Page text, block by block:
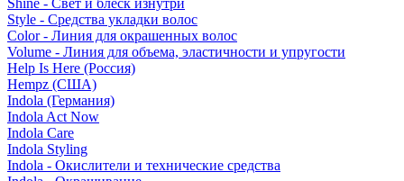
Shine - Свет и блеск изнутри
Style - Средства укладки волос
Color - Линия для окрашенных волос
Volume - Линия для объема, эластичности и упругости
Help Is Here (Россия)
Hempz (США)
Indola (Германия)
Indola Act Now
Indola Care
Indola Styling
Indola - Окислители и технические средства